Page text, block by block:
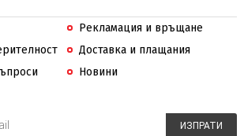
Рекламация и връщане
Доставка и плащания
Новини